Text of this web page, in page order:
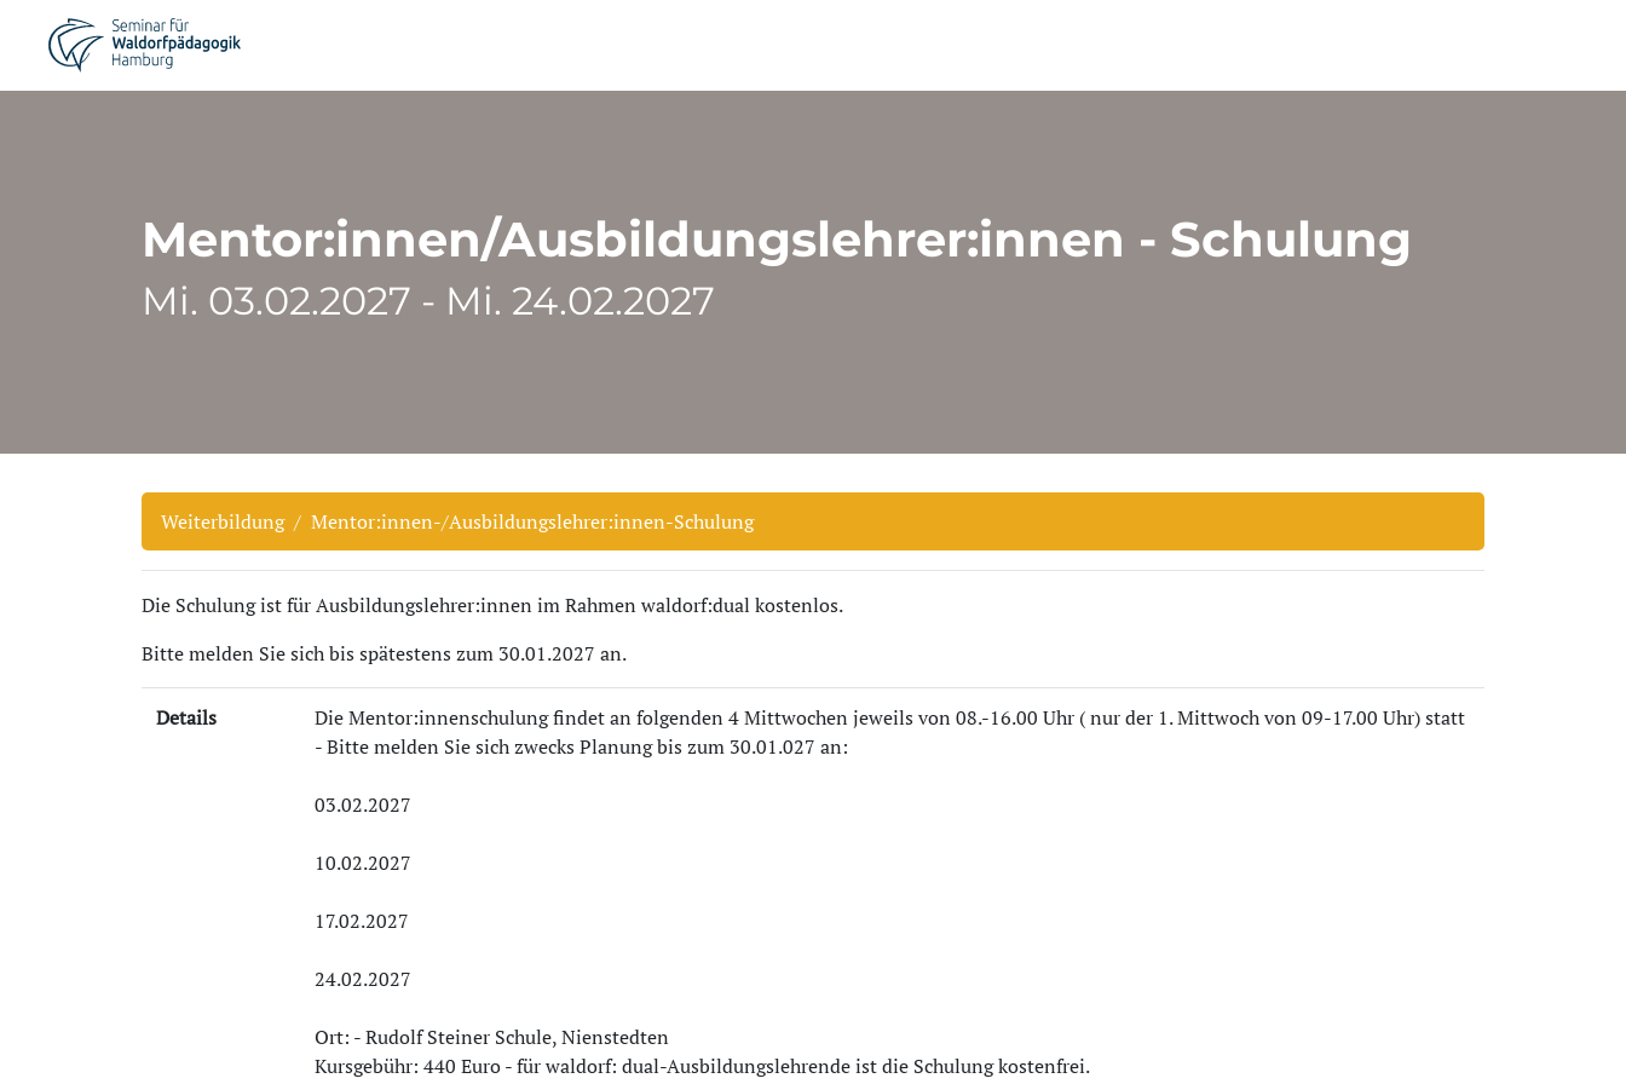
Mentor:innen/Ausbildungslehrer:innen - Schulung
Mi. 03.02.2027 - Mi. 24.02.2027
Weiterbildung Mentor:innen-/Ausbildungslehrer:innen-Schulung
Die Schulung ist für Ausbildungslehrer:innen im Rahmen waldorf:dual kostenlos.
Bitte melden Sie sich bis spätestens zum 30.01.2027 an.
Details
Die Mentor:innenschulung findet an folgenden 4 Mittwochen jeweils von 08.-16.00 Uhr ( nur der 1. Mittwoch von 09-17.00 Uhr) statt
- Bitte melden Sie sich zwecks Planung bis zum 30.01.027 an:
03.02.2027
10.02.2027
17.02.2027
24.02.2027
Ort: - Rudolf Steiner Schule, Nienstedten
Kursgebühr: 440 Euro - für waldorf: dual-Ausbildungslehrende ist die Schulung kostenfrei.